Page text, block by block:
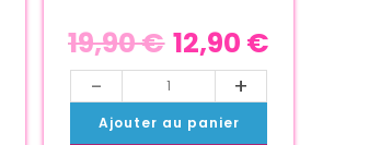
19,90€ 12,90 €
- +
Ajouter au panier